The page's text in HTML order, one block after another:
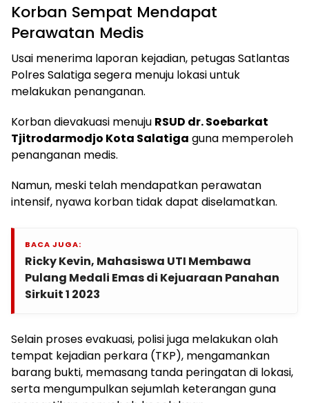
Korban Sempat Mendapat
Perawatan Medis
Usai menerima laporan kejadian, petugas Satlantas
Polres Salatiga segera menuju lokasi untuk
melakukan penanganan.
Korban dievakuasi menuju RSUD dr. Soebarkat
Tjitrodarmodjo Kota Salatiga guna memperoleh
penanganan medis.
Namun, meski telah mendapatkan perawatan
intensif, nyawa korban tidak dapat diselamatkan.
BACA JUGA:
Ricky Kevin, Mahasiswa UTI Membawa
Pulang Medali Emas di Kejuaraan Panahan
Sirkuit 1 2023
Selain proses evakuasi, polisi juga melakukan olah
tempat kejadian perkara (TKP), mengamankan
barang bukti, memasang tanda peringatan di lokasi,
serta mengumpulkan sejumlah keterangan guna